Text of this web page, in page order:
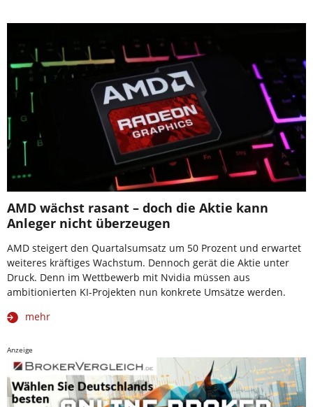
AMD wächst rasant – doch die Aktie kann
Anleger nicht überzeugen
AMD steigert den Quartalsumsatz um 50 Prozent und erwartet
weiteres kräftiges Wachstum. Dennoch gerät die Aktie unter
Druck. Denn im Wettbewerb mit Nvidia müssen aus
ambitionierten KI-Projekten nun konkrete Umsätze werden.
mehr
Anzeige